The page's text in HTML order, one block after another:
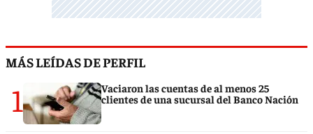
MÁS LEÍDAS DE PERFIL
1
Vaciaron las cuentas de al menos 25
clientes de una sucursal del Banco Nación